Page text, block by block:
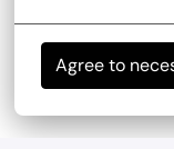
Agree to